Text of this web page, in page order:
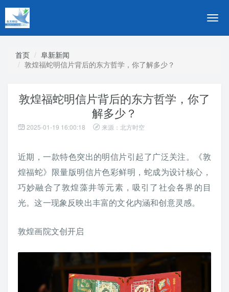
切
导
首页
阜新新闻
敦煌福蛇明信片背后的东方哲学，你了解多少？
敦煌福蛇明信片背后的东方哲学，你了
解多少？
2025-01-19 16:00:18 来源：北方时空
近期，一款特色突出的明信片引起了广泛关注。《敦
煌福蛇》限量版明信片色彩鲜明，蛇成为设计核心，
巧妙融合了敦煌藻井等元素，吸引了社会各界的目
光。这一现象反映出丰富的文化内涵和创意灵感。
敦煌画院文创开启